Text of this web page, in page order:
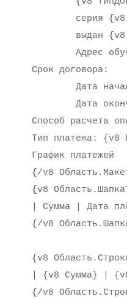
серия {v8
выдан {v8
Адрес
Срок договора:
Дата начала
Дата
Способ расчета
Тип платежа: {v8
График платежей
{/v8
{v8
| Сумма | Дата
{/v8
{v8
| {v8 Сумма} |
{/v8